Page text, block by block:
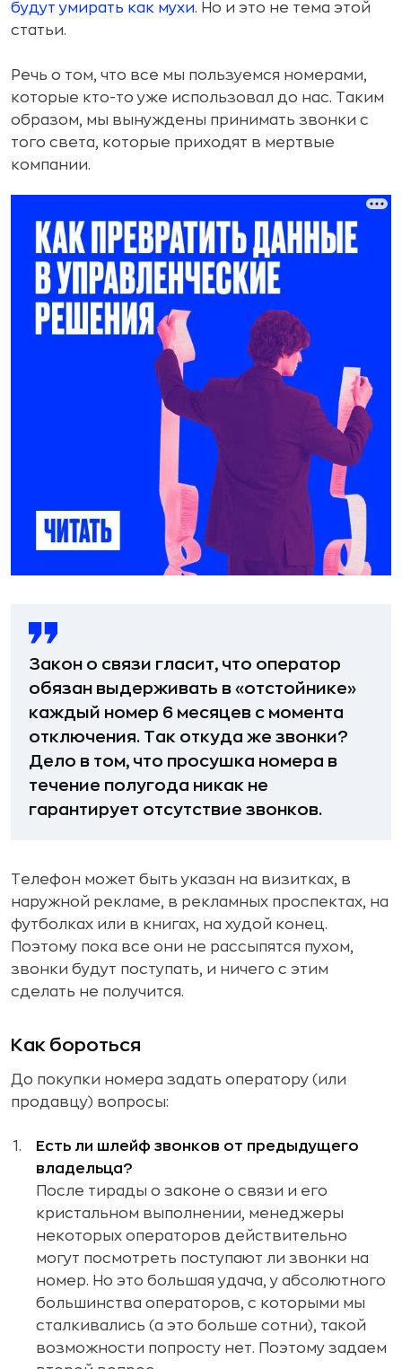
будут умирать как мухи. Но и это не тема этой
статьи.
Речь о том, что все мы пользуемся номерами,
которые кто-то уже использовал до нас. Таким
образом, мы вынуждены принимать звонки с
того света, которые приходят в мертвые
компании.
Закон о связи гласит, что оператор
обязан выдерживать в «отстойнике»
каждый номер 6 месяцев с момента
отключения. Так откуда же звонки?
Дело в том, что просушка номера в
течение полугода никак не
гарантирует отсутствие звонков.
Телефон может быть указан на визитках, в
наружной рекламе, в рекламных проспектах, на
футболках или в книгах, на худой конец.
Поэтому пока все они не рассыпятся пухом,
звонки будут поступать, и ничего с этим
сделать не получится.
Как бороться
До покупки номера задать оператору (или
продавцу) вопросы:
Есть ли шлейф звонков от предыдущего
владельца?
После тирады о законе о связи и его
кристальном выполнении, менеджеры
некоторых операторов действительно
могут посмотреть поступают ли звонки на
номер. Но это большая удача, у абсолютного
большинства операторов, с которыми мы
сталкивались (а это больше сотни), такой
возможности попросту нет. Поэтому задаем